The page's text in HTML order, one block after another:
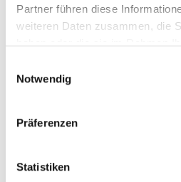
Partner führen diese
weiteren Daten zusammen, die
haben oder die sie im Rahmen
Notwendig
Präferenzen
Statistiken
Bontrager
Black
Z.Z. nicht verfügbar
pro Stück (inkl. MwSt. zzgl.